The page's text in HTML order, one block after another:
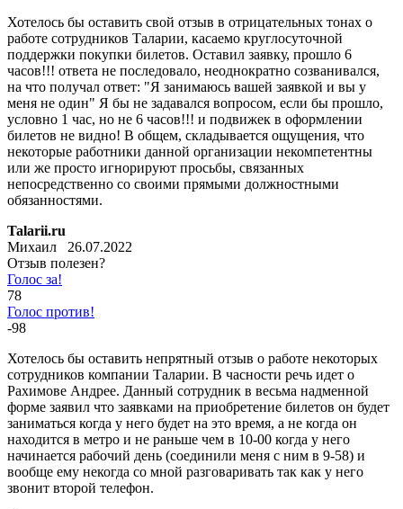
Хотелось бы оставить свой отзыв в отрицательных тонах о
работе сотрудников Таларии, касаемо круглосуточной
поддержки покупки билетов. Оставил заявку, прошло 6
часов!!! ответа не последовало, неоднократно созванивался,
на что получал ответ: "Я занимаюсь вашей заявкой и вы у
меня не один" Я бы не задавался вопросом, если бы прошло,
условно 1 час, но не 6 часов!!! и подвижек в оформлении
билетов не видно! В общем, складывается ощущения, что
некоторые работники данной организации некомпетентны
или же просто игнорируют просьбы, связанных
непосредственно со своими прямыми должностными
обязанностями.
Talarii.ru
Михаил 26.07.2022
Отзыв полезен?
Голос за!
78
Голос против!
-98
Хотелось бы оставить непрятный отзыв о работе некоторых
сотрудников компании Таларии. В часности речь идет о
Рахимове Андрее. Данный сотрудник в весьма надменной
форме заявил что заявками на приобретение билетов он будет
заниматься когда у него будет на это время, а не когда он
находится в метро и не раньше чем в 10-00 когда у него
начинается рабочий день (соединили меня с ним в 9-58) и
вообще ему некогда со мной разговаривать так как у него
звонит второй телефон.